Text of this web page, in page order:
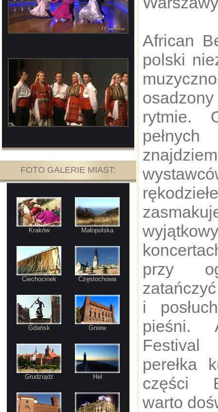
FOTO GALERIE MIAST:
Kraków Małopolska
Ciechocinek Częstochowa
Gdańsk Gniew
Grudziądz Hel
​African
polski
rytmie.
przy
i
pieśni.
Festival
perełka
części
warto